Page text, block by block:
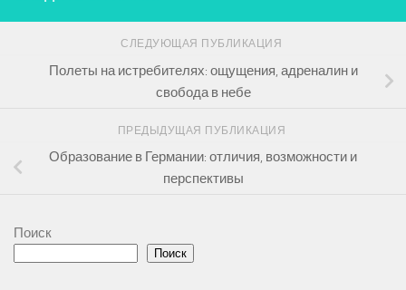
СЛЕДУЮЩАЯ ПУБЛИКАЦИЯ
Полеты на истребителях: ощущения, адреналин и
свобода в небе
ПРЕДЫДУЩАЯ ПУБЛИКАЦИЯ
Образование в Германии: отличия, возможности и
перспективы
Поиск
Поиск